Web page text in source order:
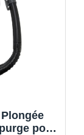
pour